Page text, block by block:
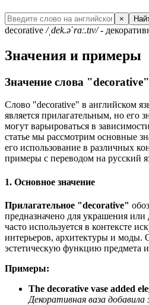
×
decorative /ˌdek.əˈrɑː.tɪv/-
Значения и примеры
Значение слова
Слово "decorative" в английском
является прилагательным, но его
могут варьироваться в
статье мы рассмотрим основные
его использование в различных
примеры с переводом на русский
1. Основное значение
Прилагательное "decorative"
предназначено для украшения
часто используется в контексте
интерьеров, архитектуры и моды.
эстетическую функцию предмета
Примеры:
The decorative vase added
Декоративная ваза